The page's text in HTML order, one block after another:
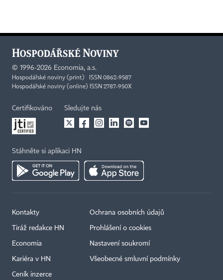
© 1996-2026 Economia, a.s.
Hospodářské noviny (print) ISSN 0862-9587
Hospodářské noviny (online) ISSN 2787-950X
Certifikováno Sledujte nás
Stáhněte si aplikaci HN
Kontakty
Tiráž redakce HN
Economia
Kariéra v HN
Ceník inzerce
Ochrana osobních údajů
Prohlášení o cookies
Nastavení soukromí
Všeobecné smluvní podmínky